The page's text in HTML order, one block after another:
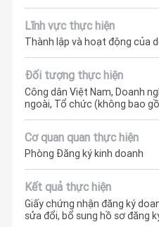
Lĩnh vực thực hiện
Thành lập và hoạt động của
Đối tượng thực hiện
Công dân Việt Nam, Doanh
ngoài, Tổ chức (không bao
Cơ quan quan thực hiện
Phòng Đăng ký kinh doanh
Kết quả thực hiện
Giấy chứng nhận đăng ký
sửa đổi, bổ sung hồ sơ đăng